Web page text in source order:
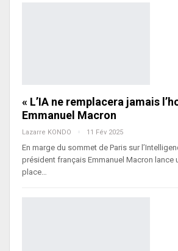
« L’IA ne remplacera jamais
Emmanuel Macron
Lazarre KONDO 11 Fév 2025
En marge du sommet de Paris sur
président français Emmanuel Macron lance
place…